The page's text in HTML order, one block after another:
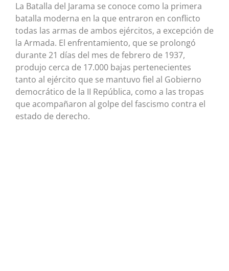
La Batalla del Jarama se conoce como la primera
batalla moderna en la que entraron en conflicto
todas las armas de ambos ejércitos, a excepción de
la Armada. El enfrentamiento, que se prolongó
durante 21 días del mes de febrero de 1937,
produjo cerca de 17.000 bajas pertenecientes
tanto al ejército que se mantuvo fiel al Gobierno
democrático de la II República, como a las tropas
que acompañaron al golpe del fascismo contra el
estado de derecho.